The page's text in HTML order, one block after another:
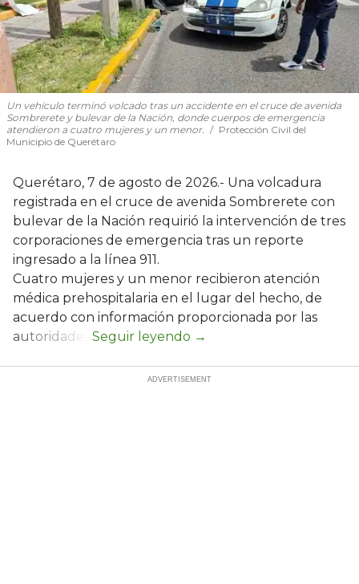
Un vehículo terminó volcado tras un accidente en el cruce de avenida
Sombrerete y bulevar de la Nación, donde cuerpos de emergencia
atendieron a cuatro mujeres y un menor.
Protección Civil del
Municipio de Querétaro
Querétaro, 7 de agosto de 2026.- Una volcadura
registrada en el cruce de avenida Sombrerete con
bulevar de la Nación requirió la intervención de tres
corporaciones de emergencia tras un reporte
ingresado a la línea 911.
Cuatro mujeres y un menor recibieron atención
médica prehospitalaria en el lugar del hecho, de
acuerdo con información proporcionada por las
autoridades.